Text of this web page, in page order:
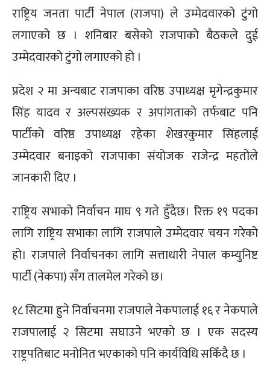
राष्ट्रिय जनता पार्टी नेपाल (राजपा) ले उम्मेदवारको टुंगो
लगाएको छ । शनिबार बसेको राजपाको बैठकले दुई
उम्मेदवारको टुंगो लगाएको हो ।
प्रदेश २ मा अन्यबाट राजपाका वरिष्ठ उपाध्यक्ष मृगेन्द्रकुमार
सिंह यादव र अल्पसंख्यक र अपांगताको तर्फबाट पनि
पार्टीको वरिष्ठ उपाध्यक्ष रहेका शेखरकुमार सिंहलाई
उम्मेदवार बनाइको राजपाका संयोजक राजेन्द्र महतोले
जानकारी दिए ।
राष्ट्रिय सभाको निर्वाचन माघ ९ गते हुँदैछ। रिक्त १९ पदका
लागि राष्ट्रिय सभाका लागि राजपाले उम्मेदवार चयन गरेको
हो। राजपाले निर्वाचनका लागि सत्ताधारी नेपाल कम्युनिष्ट
पार्टी (नेकपा) सँग तालमेल गरेको छ।
१८ सिटमा हुने निर्वाचनमा राजपाले नेकपालाई १६ र नेकपाले
राजपालाई २ सिटमा सघाउने भएको छ । एक सदस्य
राष्ट्रपतिबाट मनोनित भएकाको पनि कार्यविधि सकिँदै छ ।